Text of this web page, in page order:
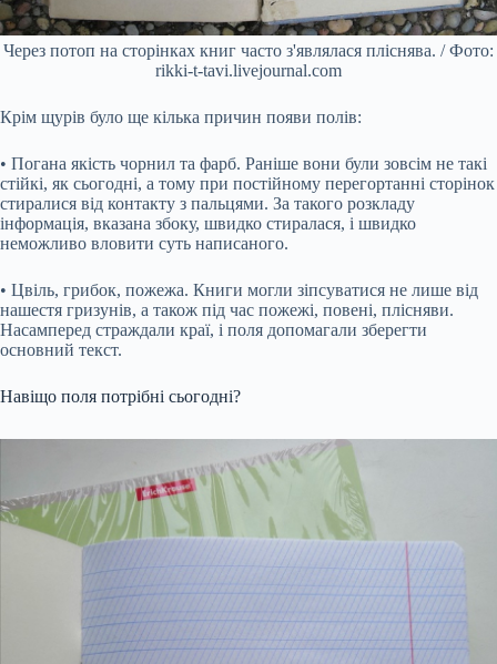
Через потоп на сторінках книг часто з'являлася пліснява. / Фото:
rikki-t-tavi.livejournal.com
Крім щурів було ще кілька причин появи полів:
• Погана якість чорнил та фарб. Раніше вони були зовсім не такі
стійкі, як сьогодні, а тому при постійному перегортанні сторінок
стиралися від контакту з пальцями. За такого розкладу
інформація, вказана збоку, швидко стиралася, і швидко
неможливо вловити суть написаного.
• Цвіль, грибок, пожежа. Книги могли зіпсуватися не лише від
нашестя гризунів, а також під час пожежі, повені, плісняви.
Насамперед страждали краї, і поля допомагали зберегти
основний текст.
Навіщо поля потрібні сьогодні?